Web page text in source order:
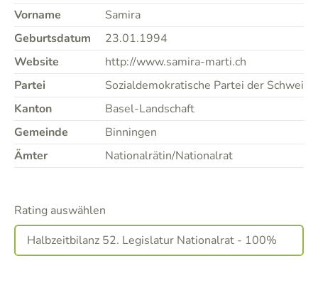
Vorname
Samira
Geburtsdatum
23.01.1994
Website
http://www.samira-marti.ch
Partei
Sozialdemokratische Partei der Schweiz
Kanton
Basel-Landschaft
Gemeinde
Binningen
Ämter
Nationalrätin/Nationalrat
Rating auswählen